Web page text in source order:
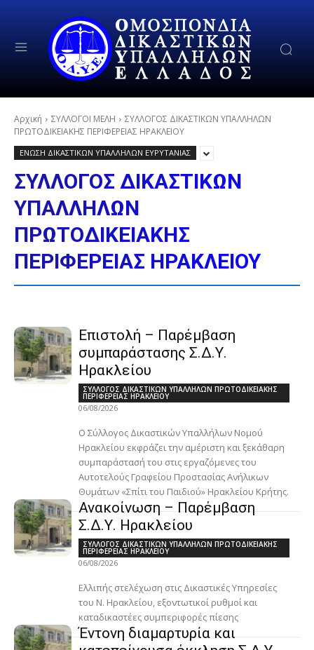
Αρχική ΣΥΛΛΟΓΟΙ ΜΕΛΗ
ΣΥΛΛΟΓΟΣ ΔΙΚΑΣΤΙΚΩΝ ΥΠΑΛΛΗΛΩΝ
ΠΡΩΤΟΔΙΚΕΙΑΚΗΣ ΠΕΡΙΦΕΡΕΙΑΣ ΗΡΑΚΛΕΙΟΥ
ΕΝΩΣΗ ΔΙΚΑΣΤΙΚΩΝ ΥΠΑΛΛΗΛΩΝ ΕΥΡΥΤΑΝΙΑΣ
ΣΥΛΛΟΓΟΣ ΔΙΚΑΣΤΙΚΩΝ
ΥΠΑΛΛΗΛΩΝ
ΠΡΩΤΟΔΙΚΕΙΑΚΗΣ
ΠΕΡΙΦΕΡΕΙΑΣ ΗΡΑΚΛΕΙΟΥ
Επιστολή – Παρέμβαση
συμπαράστασης Σ.Δ.Υ.
Ηρακλείου
ΣΥΛΛΟΓΟΣ ΔΙΚΑΣΤΙΚΩΝ ΥΠΑΛΛΗΛΩΝ ΠΡΩΤΟΔΙΚΕΙΑΚΗΣ
ΠΕΡΙΦΕΡΕΙΑΣ ΗΡΑΚΛΕΙΟΥ
06/08/2026
Ο Σύλλογος Δικαστικών Υπαλλήλων Νομού
Ηρακλείου εκφράζει την αμέριστη και ξεκάθαρη
συμπαράστασή του στις εργαζόμενες του
Αυτοτελούς Γραφείου Προστασίας Ανήλικων
Θυμάτων «Σπίτι του Παιδιού» Ηρακλείου Κρήτης.
Ανακοίνωση – Παρέμβαση
Σ.Δ.Υ. Ηρακλείου
ΣΥΛΛΟΓΟΣ ΔΙΚΑΣΤΙΚΩΝ ΥΠΑΛΛΗΛΩΝ ΠΡΩΤΟΔΙΚΕΙΑΚΗΣ
ΠΕΡΙΦΕΡΕΙΑΣ ΗΡΑΚΛΕΙΟΥ
06/08/2026
Ελλιπής στελέχωση στις Δικαστικές Υπηρεσίες
του Ν. Ηρακλείου, εξοντωτικοί ρυθμοί και
καταδικαστέες συμπεριφορές πίεσης
Έντονη διαμαρτυρία και